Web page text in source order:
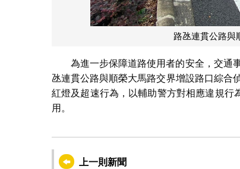
路氹連貫公路與
為進一步保障道路使用者的安全，交通
氹連貫公路與順榮大馬路交界增設路口綜合
紅燈及超速行為，以輔助警方對相應違規行
用。
上一則新聞